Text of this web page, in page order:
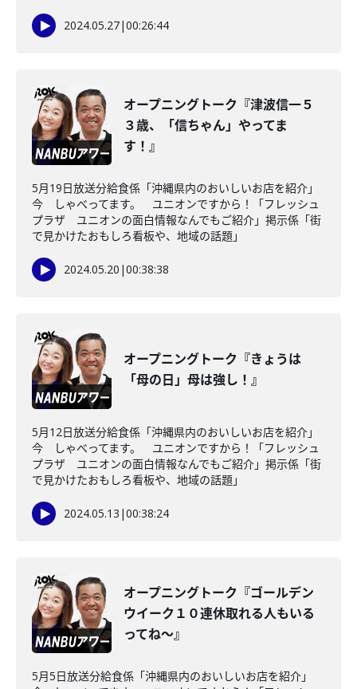
2024.05.27|00:26:44
オープニングトーク『津波信一５
３歳、「信ちゃん」やってま
す！』
5月19日放送分給食係「沖縄県内のおいしいお店を紹介」
今 しゃべってます。 ユニオンですから！「フレッシュ
プラザ ユニオンの面白情報なんでもご紹介」掲示係「街
で見かけたおもしろ看板や、地域の話題」
2024.05.20 |00:38:38
オープニングトーク『きょうは
「母の日」母は強し！』
5月12日放送分給食係「沖縄県内のおいしいお店を紹介」
今 しゃべってます。 ユニオンですから！「フレッシュ
プラザ ユニオンの面白情報なんでもご紹介」掲示係「街
で見かけたおもしろ看板や、地域の話題」
2024.05.13 |00:38:24
オープニングトーク『ゴールデン
ウイーク１０連休取れる人もいる
ってね～』
5月5日放送分給食係「沖縄県内のおいしいお店を紹介」